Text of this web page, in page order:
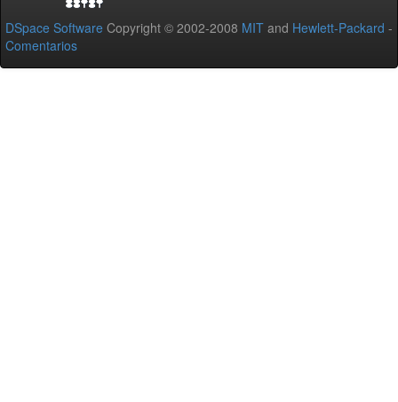
DSpace Software Copyright © 2002-2008 MIT and Hewlett-Packard -
Comentarios